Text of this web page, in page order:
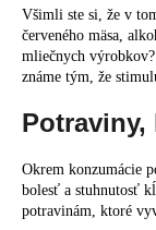
Všimli ste si, že v
červeného mäsa,
mliečnych
známe tým, že
Okrem konzumácie
bolesť a stuhnutosť
potravinám, ktoré